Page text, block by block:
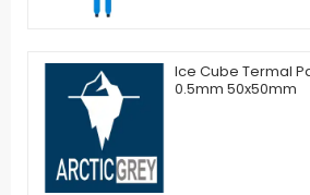
Ice Cube Termal
0.5mm 50x50mm